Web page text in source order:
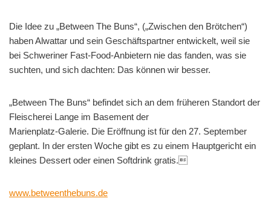
Die Idee zu „Between The Buns“, („Zwischen den Brötchen“)
haben Alwattar und sein Geschäftspartner entwickelt, weil sie
bei Schweriner Fast-Food-Anbietern nie das fanden, was sie
suchten, und sich dachten: Das können wir besser.
„Between The Buns“ befindet sich an dem früheren Standort der
Fleischerei Lange im Basement der
Marienplatz-Galerie. Die Eröffnung ist für den 27. September
geplant. In der ersten Woche gibt es zu einem Hauptgericht ein
kleines Dessert oder einen Softdrink gratis.
www.betweenthebuns.de